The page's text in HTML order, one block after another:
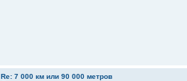
Re: 7 000 км или 90 000 метров